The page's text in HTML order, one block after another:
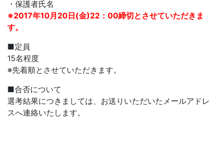
・保護者氏名
※2017年10月20日(金)22：00締切とさせていただきま
す。
■定員
15名程度
※先着順とさせていただきます。
■合否について
選考結果につきましては、お送りいただいたメールアドレ
スへ連絡いたします。